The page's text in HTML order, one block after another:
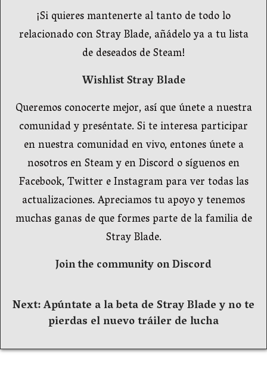
¡Si quieres mantenerte al tanto de todo lo
relacionado con Stray Blade, añádelo ya a tu lista
de deseados de Steam!
Wishlist Stray Blade
Queremos conocerte mejor, así que únete a nuestra
comunidad y preséntate. Si te interesa participar
en nuestra comunidad en vivo, entones únete a
nosotros en Steam y en Discord o síguenos en
Facebook, Twitter e Instagram para ver todas las
actualizaciones. Apreciamos tu apoyo y tenemos
muchas ganas de que formes parte de la familia de
Stray Blade.
Join the community on Discord
Navegación
entradas
Next:Apúntate a la beta de Stray Blade y no te
pierdas el nuevo tráiler de lucha